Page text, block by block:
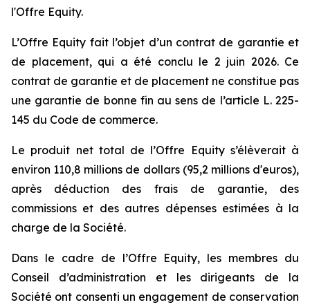
l'Offre Equity.
L’Offre Equity fait l’objet d’un contrat de garantie et
de placement, qui a été conclu le 2 juin 2026. Ce
contrat de garantie et de placement ne constitue pas
une garantie de bonne fin au sens de l’article L. 225-
145 du Code de commerce.
Le produit net total de l’Offre Equity s’élèverait à
environ 110,8 millions de dollars (95,2 millions d'euros),
après déduction des frais de garantie, des
commissions et des autres dépenses estimées à la
charge de la Société.
Dans le cadre de l’Offre Equity, les membres du
Conseil d’administration et les dirigeants de la
Société ont consenti un engagement de conservation